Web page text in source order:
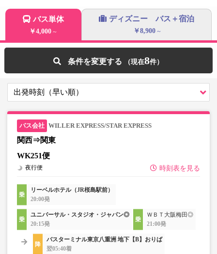
バス単体
￥4,000 ～
ディズニー バス＋宿泊
￥8,900 ～
条件を変更する 8
WILLER EXPRESS/STAR EXPRESS
関西⇒関東
WK251便
時刻表を見る
夜行便
リーベルホテル（JR桜島駅前）
20:00発
ユニバーサル・スタジオ・ジャパン◎
20:15発
ＷＢＴ大阪梅田◎
21:00発
バスターミナル東京八重洲 地下【B】おりば
翌05:40着